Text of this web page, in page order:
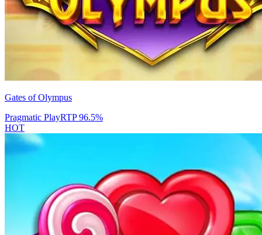
Gates of Olympus
Pragmatic PlayRTP96.5%
HOT